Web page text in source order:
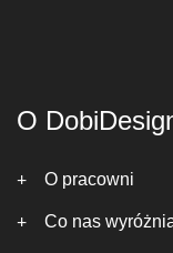
O
O pracowni
Co nas